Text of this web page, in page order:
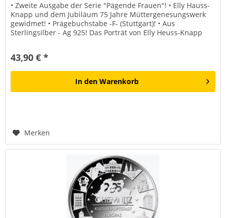
• Zweite Ausgabe der Serie "Pägende Frauen"! • Elly Hauss-
Knapp und dem Jubiläum 75 Jahre Müttergenesungswerk
gewidmet! • Prägebuchstabe -F- (Stuttgart)! • Aus
Sterlingsilber - Ag 925! Das Porträt von Elly Heuss-Knapp
43,90 € *
In den Warenkorb
Merken